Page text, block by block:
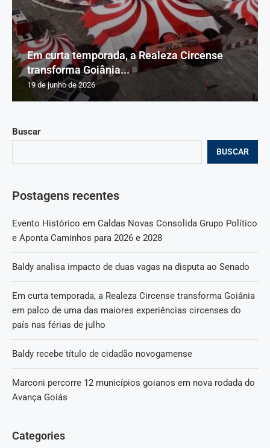
Buscar
BUSCAR
Postagens recentes
Evento Histórico em Caldas Novas Consolida Grupo Político
e Aponta Caminhos para 2026 e 2028
Baldy analisa impacto de duas vagas na disputa ao Senado
Em curta temporada, a Realeza Circense transforma Goiânia
em palco de uma das maiores experiências circenses do
país nas férias de julho
Baldy recebe título de cidadão novogamense
Marconi percorre 12 municípios goianos em nova rodada do
Avança Goiás
Categories
Em curta temporada, a Realeza Circense
transforma Goiânia...
19 de junho de 2026